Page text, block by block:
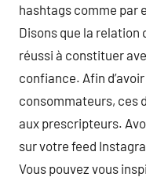
hashtags comme par
Disons que la relation
réussi à constituer
confiance. Afin
consommateurs, ces
aux prescripteurs.
sur votre feed
Vous pouvez vous